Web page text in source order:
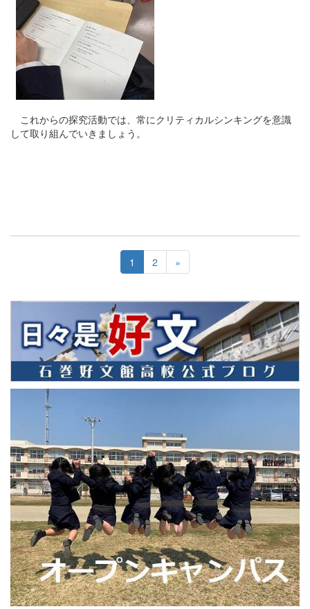
これからの探究活動では、常にクリティカルシンキングを意識
して取り組んでいきましょう。
1 2 »